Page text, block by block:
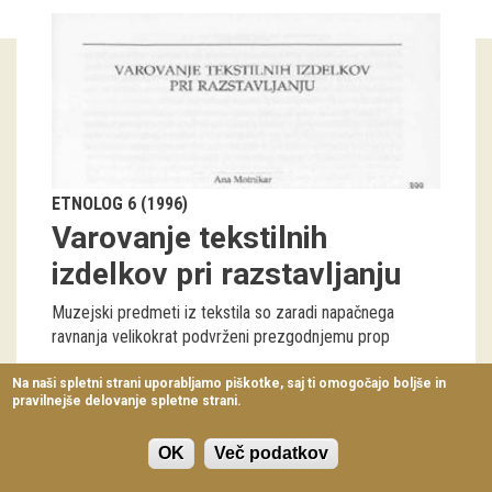
Razstavni projekti
dogodki
Koledar dogodkov
Prireditve
Predavanja
Delavnice
Vodeni ogledi
ETNOLOG 6 (1996)
Varovanje tekstilnih
izdelkov pri razstavljanju
Muzejski predmeti iz tekstila so zaradi napačnega
ravnanja velikokrat podvrženi prezgodnjemu prop
Ana Motnikar 399-410
Na naši spletni strani uporabljamo piškotke, saj ti omogočajo boljše in
pravilnejše delovanje spletne strani.
OK Več podatkov